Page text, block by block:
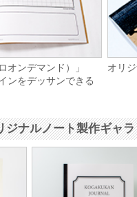
オンデマンド）」
ンをデッサンできる
オリ
ジナルノート製作ギャ